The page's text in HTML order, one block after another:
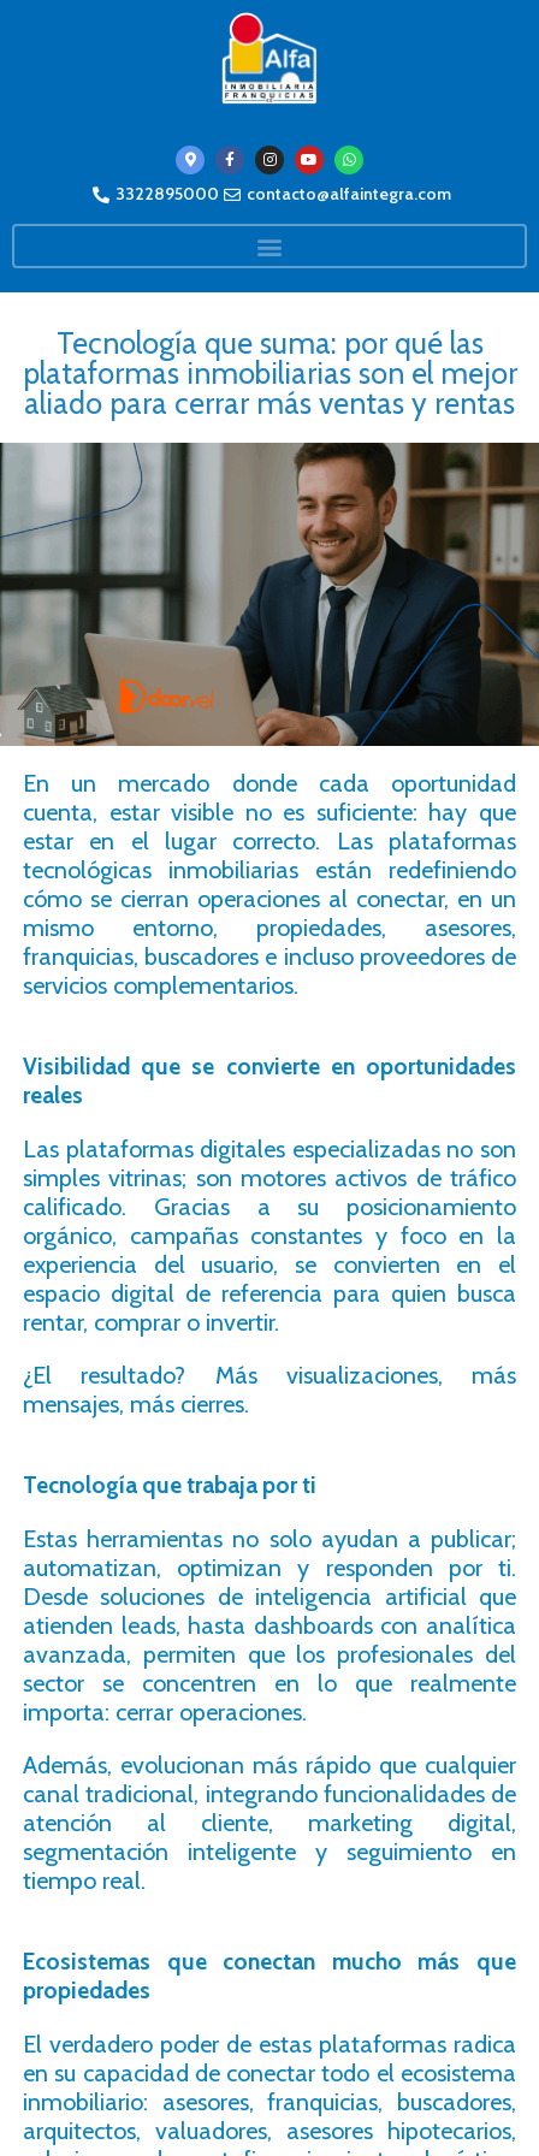
3322895000 contacto@alfaintegra.com
Tecnología que suma: por qué las
plataformas inmobiliarias son el mejor
aliado para cerrar más ventas y rentas
En un mercado donde cada oportunidad
cuenta, estar visible no es suficiente: hay que
estar en el lugar correcto. Las plataformas
tecnológicas inmobiliarias están redefiniendo
cómo se cierran operaciones al conectar, en un
mismo entorno, propiedades, asesores,
franquicias, buscadores e incluso proveedores de
servicios complementarios.
Visibilidad que se convierte en oportunidades
reales
Las plataformas digitales especializadas no son
simples vitrinas; son motores activos de tráfico
calificado. Gracias a su posicionamiento
orgánico, campañas constantes y foco en la
experiencia del usuario, se convierten en el
espacio digital de referencia para quien busca
rentar, comprar o invertir.
¿El resultado? Más visualizaciones, más
mensajes, más cierres.
Tecnología que trabaja por ti
Estas herramientas no solo ayudan a publicar;
automatizan, optimizan y responden por ti.
Desde soluciones de inteligencia artificial que
atienden leads, hasta dashboards con analítica
avanzada, permiten que los profesionales del
sector se concentren en lo que realmente
importa: cerrar operaciones.
Además, evolucionan más rápido que cualquier
canal tradicional, integrando funcionalidades de
atención al cliente, marketing digital,
segmentación inteligente y seguimiento en
tiempo real.
Ecosistemas que conectan mucho más que
propiedades
El verdadero poder de estas plataformas radica
en su capacidad de conectar todo el ecosistema
inmobiliario: asesores, franquicias, buscadores,
arquitectos, valuadores, asesores hipotecarios,